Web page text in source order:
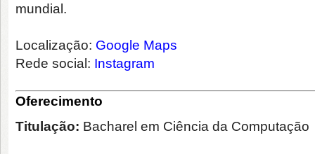
mundial.
Localização: Google Maps
Rede social: Instagram
Oferecimento
Titulação: Bacharel em Ciência da Computação